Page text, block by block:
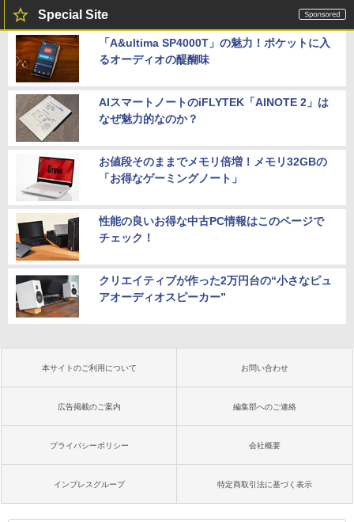
Special Site
「A&ultima SP4000T」の魅力！ポケットに入
るオーディオの醍醐味
AIスマートノートのiFLYTEK「AINOTE 2」は
なぜ魅力的なのか？
お値段そのままでメモリ倍増！メモリ32GBの
「お得なゲーミングノート」
性能の良いお得な中古PC情報はこのページで
チェック！
クリエイティブが作った2万円台の“小さなピュ
アオーディオスピーカー”
本サイトのご利用について お問い合わせ
広告掲載のご案内 編集部へのご連絡
プライバシーポリシー 会社概要
インプレスグループ 特定商取引法に基づく表示